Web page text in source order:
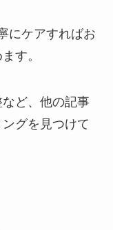
にケアすればお
す。
ど、他の記事
グを見つけて